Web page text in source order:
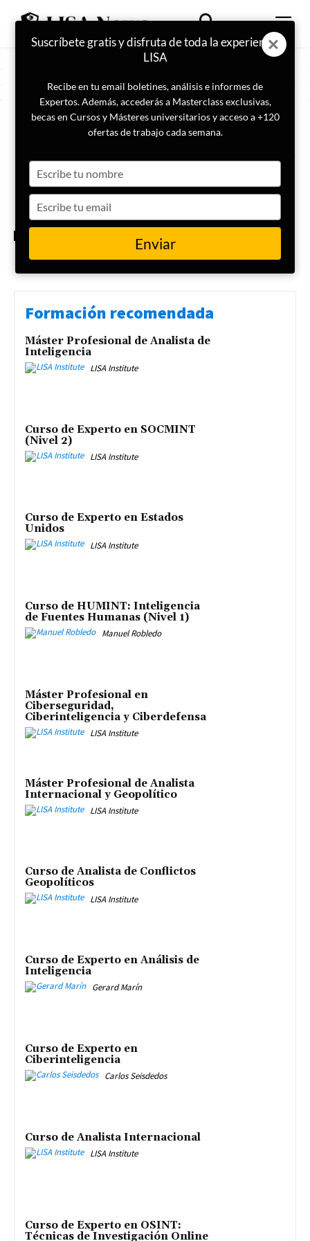
ETIQUETA
Criptofraude
Estrategias de Prevención y
Detección de Criptofraude: el
caso CoinBlack-Wendimine
Formación recomendada
Máster Profesional de Analista de
Inteligencia
LISA Institute
Curso de Experto en SOCMINT
(Nivel 2)
LISA Institute
Curso de Experto en Estados
Unidos
LISA Institute
Curso de HUMINT: Inteligencia
de Fuentes Humanas (Nivel 1)
Manuel Robledo
Máster Profesional en
Ciberseguridad,
Ciberinteligencia y Ciberdefensa
LISA Institute
Máster Profesional de Analista
Internacional y Geopolítico
LISA Institute
Curso de Analista de Conflictos
Geopolíticos
LISA Institute
Curso de Experto en Análisis de
Inteligencia
Gerard Marín
Curso de Experto en
Ciberinteligencia
Carlos Seisdedos
Curso de Analista Internacional
LISA Institute
Curso de Experto en OSINT:
Técnicas de Investigación Online
Suscríbete gratis y disfruta de toda la experiencia
LISA
Recibe en tu email boletines, análisis e informes de
Expertos. Además, accederás a Masterclass exclusivas,
becas en Cursos y Másteres universitarios y acceso a +120
ofertas de trabajo cada semana.
your
name
your
email
Enviar